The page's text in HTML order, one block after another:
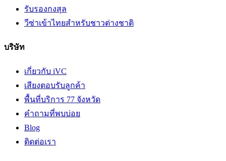
รับรองกงสุล
วีซ่าเข้าไทยสำหรับชาวต่างชาติ
บริษัท
เกี่ยวกับ iVC
เสียงตอบรับลูกค้า
พื้นที่บริการ 77 จังหวัด
คำถามที่พบบ่อย
Blog
ติดต่อเรา